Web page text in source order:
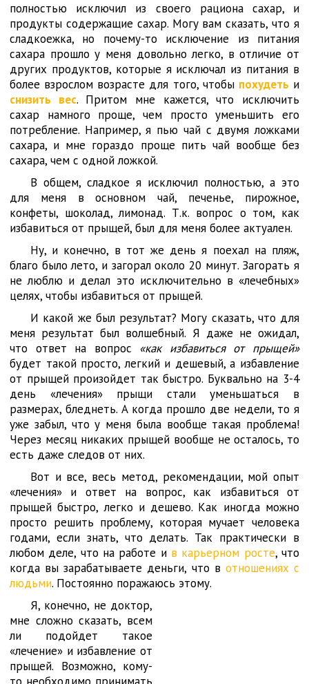
полностью исключил из своего рациона сахар, и
продукты содержащие сахар. Могу вам сказать, что я
сладкоежка, но почему-то исключение из питания
сахара прошло у меня довольно легко, в отличие от
других продуктов, которые я исключал из питания в
более взрослом возрасте для того, чтобы похудеть и
снизить вес. Притом мне кажется, что исключить
сахар намного проще, чем просто уменьшить его
потребление. Например, я пью чай с двумя ложками
сахара, и мне гораздо проще пить чай вообще без
сахара, чем с одной ложкой.
В общем, сладкое я исключил полностью, а это
для меня в основном чай, печенье, пирожное,
конфеты, шоколад, лимонад. Т.к. вопрос о том, как
избавиться от прыщей, был для меня более актуален.
Ну, и конечно, в тот же день я поехал на пляж,
благо было лето, и загорал около 20 минут. Загорать я
не люблю и делал это исключительно в «лечебных»
целях, чтобы избавиться от прыщей.
И какой же был результат? Могу сказать, что для
меня результат был волшебный. Я даже не ожидал,
что ответ на вопрос «как избавиться от прыщей»
будет такой просто, легкий и дешевый, а избавление
от прыщей произойдет так быстро. Буквально на 3-4
день «лечения» прыщи стали уменьшаться в
размерах, бледнеть. А когда прошло две недели, то я
уже забыл, что у меня была вообще такая проблема!
Через месяц никаких прыщей вообще не осталось, то
есть даже следов от них.
Вот и все, весь метод, рекомендации, мой опыт
«лечения» и ответ на вопрос, как избавиться от
прыщей быстро, легко и дешево. Как иногда можно
просто решить проблему, которая мучает человека
годами, если знать, что делать. Так практически в
любом деле, что на работе и в карьерном росте, что
когда вы зарабатываете деньги, что в отношениях с
людьми. Постоянно поражаюсь этому.
Я, конечно, не доктор,
мне сложно сказать, всем
ли подойдет такое
«лечение» и избавление от
прыщей. Возможно, кому-